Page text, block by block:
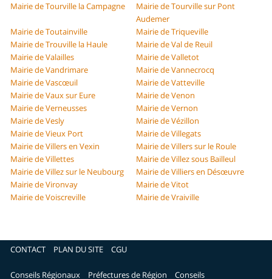
Mairie de Tourville la Campagne
Mairie de Tourville sur Pont
Audemer
Mairie de Toutainville
Mairie de Triqueville
Mairie de Trouville la Haule
Mairie de Val de Reuil
Mairie de Valailles
Mairie de Valletot
Mairie de Vandrimare
Mairie de Vannecrocq
Mairie de Vascœuil
Mairie de Vatteville
Mairie de Vaux sur Eure
Mairie de Venon
Mairie de Verneusses
Mairie de Vernon
Mairie de Vesly
Mairie de Vézillon
Mairie de Vieux Port
Mairie de Villegats
Mairie de Villers en Vexin
Mairie de Villers sur le Roule
Mairie de Villettes
Mairie de Villez sous Bailleul
Mairie de Villez sur le Neubourg
Mairie de Villiers en Désœuvre
Mairie de Vironvay
Mairie de Vitot
Mairie de Voiscreville
Mairie de Vraiville
CONTACT PLAN DU SITE CGU
Conseils Régionaux Préfectures de Région Conseils